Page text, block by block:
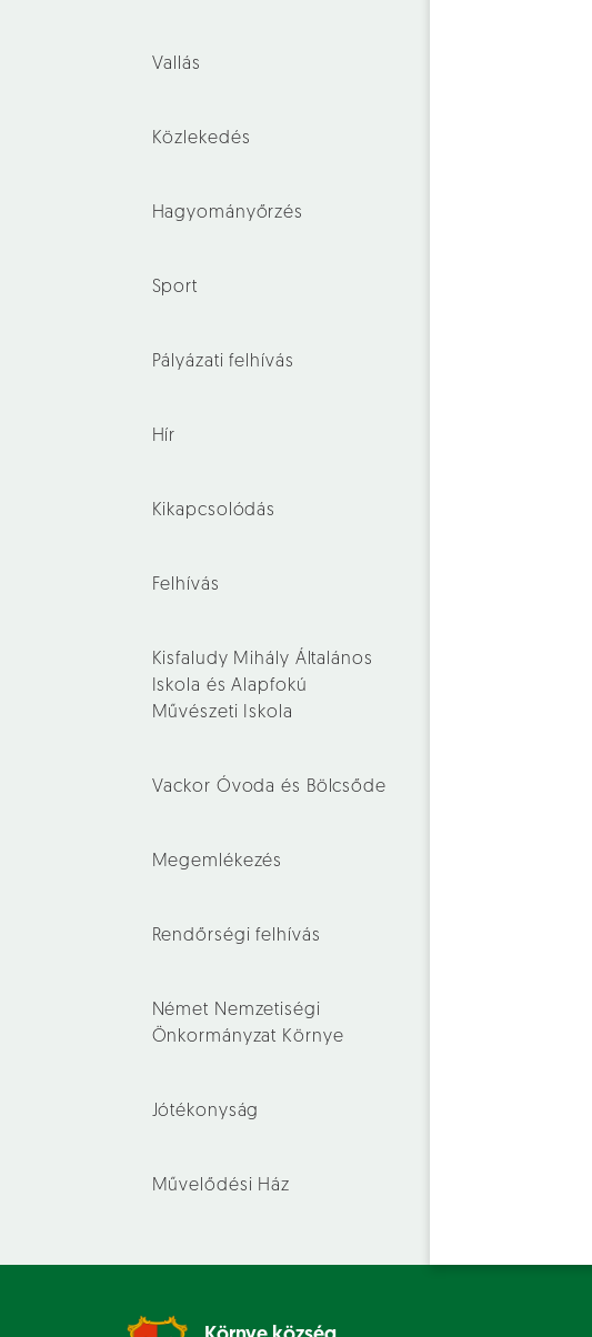
Vallás
Közlekedés
Hagyományőrzés
Sport
Pályázati felhívás
Hír
Kikapcsolódás
Felhívás
Kisfaludy Mihály Általános
Iskola és Alapfokú
Művészeti Iskola
Vackor Óvoda és Bölcsőde
Megemlékezés
Rendőrségi felhívás
Német Nemzetiségi
Önkormányzat Környe
Jótékonyság
Művelődési Ház